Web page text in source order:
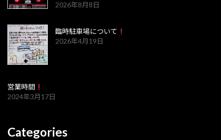
2026年8月8日
臨時駐車場について
2026年4月19日
営業時間
2024年3月17日
Categories